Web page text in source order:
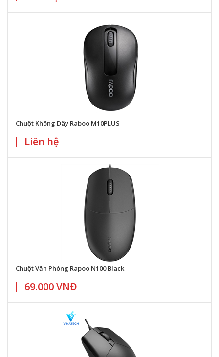
Chuột Không Dây Raboo M10PLUS
Liên hệ
Chuột Văn Phòng Rapoo N100 Black
69.000 VNĐ